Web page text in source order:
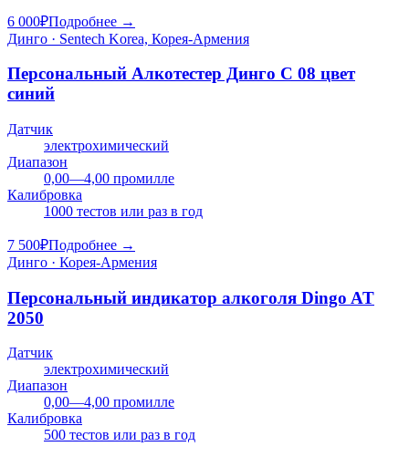
6 000₽Подробнее →
Динго · Sentech Korea, Корея-Армения
Персональный Алкотестер Динго C 08 цвет
синий
Датчик
электрохимический
Диапазон
0,00—4,00 промилле
Калибровка
1000 тестов или раз в год
7 500₽Подробнее →
Динго · Корея-Армения
Персональный индикатор алкоголя Dingo AT
2050
Датчик
электрохимический
Диапазон
0,00—4,00 промилле
Калибровка
500 тестов или раз в год